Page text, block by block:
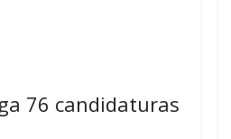
76 candidaturas